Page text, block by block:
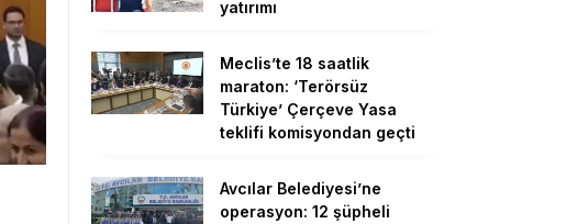
yatırımı
Meclis’te 18 saatlik
maraton: ‘Terörsüz
Türkiye’ Çerçeve Yasa
teklifi komisyondan geçti
Avcılar Belediyesi’ne
operasyon: 12 şüpheli